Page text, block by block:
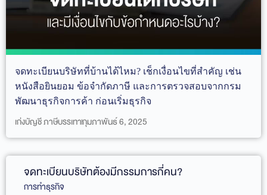
จดทะเบียนบริษัทที่บ้านได้ไหม? เช็กเงื่อนไขที่สำคัญ เช่น
หนังสือยินยอม ข้อจำกัดภาษี และการตรวจสอบจากกรม
พัฒนาธุรกิจการค้า ก่อนเริ่มธุรกิจ
เก่งบัญชี ภาษีบรรเทากุมภาพันธ์ 6, 2025
จดทะเบียนบริษัทต้องมีกรรมการกี่คน?
การทำธุรกิจ